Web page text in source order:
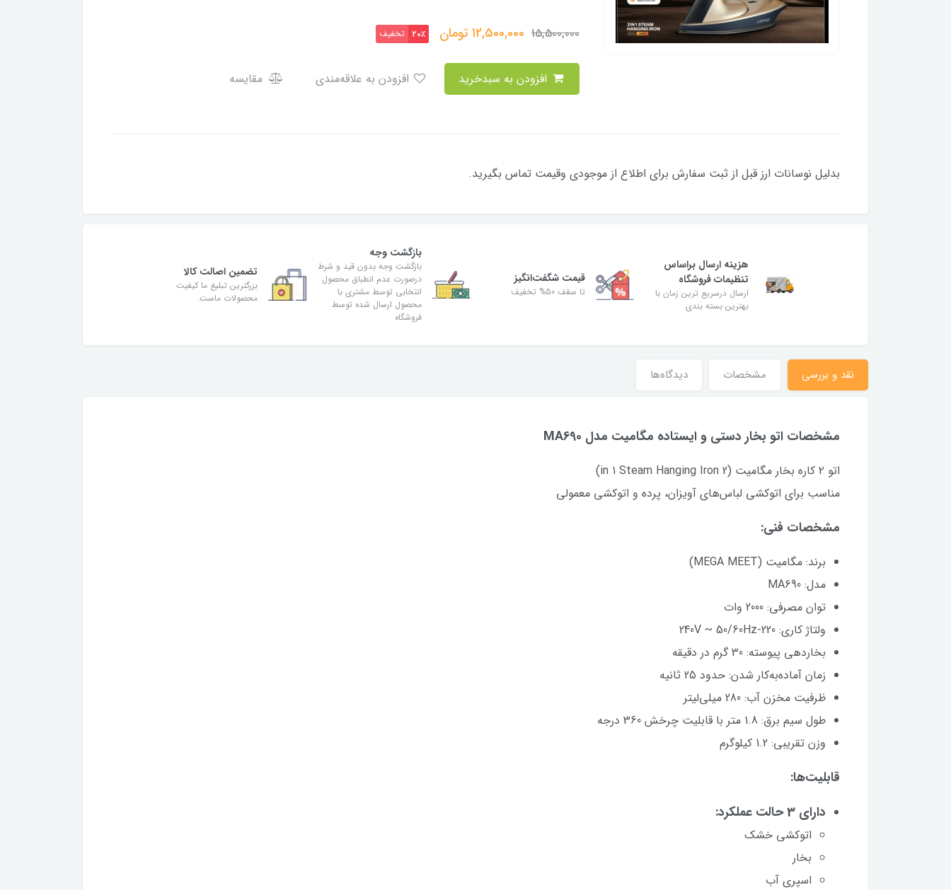
15,500,000
12,500,000تومان 20٪ تخفیف
مقایسه
بدلیل نوسانات ارز قبل از ثبت سفارش برای اطلاع از موجودی وقیمت تماس بگیرید.
هزینه ارسال براساس
تنظیمات فروشگاه
ارسال درسریع ترین زمان با
بهترین بسته بندی
قیمت شگفت‌انگیز
تا سقف 50% تخفیف
بازگشت وجه
بازگشت وجه بدون قید و شرط
درصورت عدم انطباق محصول
انتخابی توسط مشتری با
محصول ارسال شده توسط
فروشگاه
تضمین اصالت کالا
بزرگترین تبلیغ ما کیفیت
محصولات ماست.
نقد و بررسی مشخصات دیدگاه‌ها
مشخصات اتو بخار دستی و ایستاده مگامیت مدل MA690
اتو ۲ کاره بخار مگامیت (2 in 1 Steam Hanging Iron)
مناسب برای اتوکشی لباس‌های آویزان، پرده و اتوکشی معمولی
مشخصات فنی:
برند: مگامیت (MEGA MEET)
مدل: MA690
توان مصرفی: 2000 وات
ولتاژ کاری: 220-240V ~ 50/60Hz
بخاردهی پیوسته: 30 گرم در دقیقه
زمان آماده‌به‌کار شدن: حدود 25 ثانیه
ظرفیت مخزن آب: 280 میلی‌لیتر
طول سیم برق: 1.8 متر با قابلیت چرخش 360 درجه
وزن تقریبی: 1.2 کیلوگرم
قابلیت‌ها:
دارای 3 حالت عملکرد:
اتوکشی خشک
بخار
اسپری آب